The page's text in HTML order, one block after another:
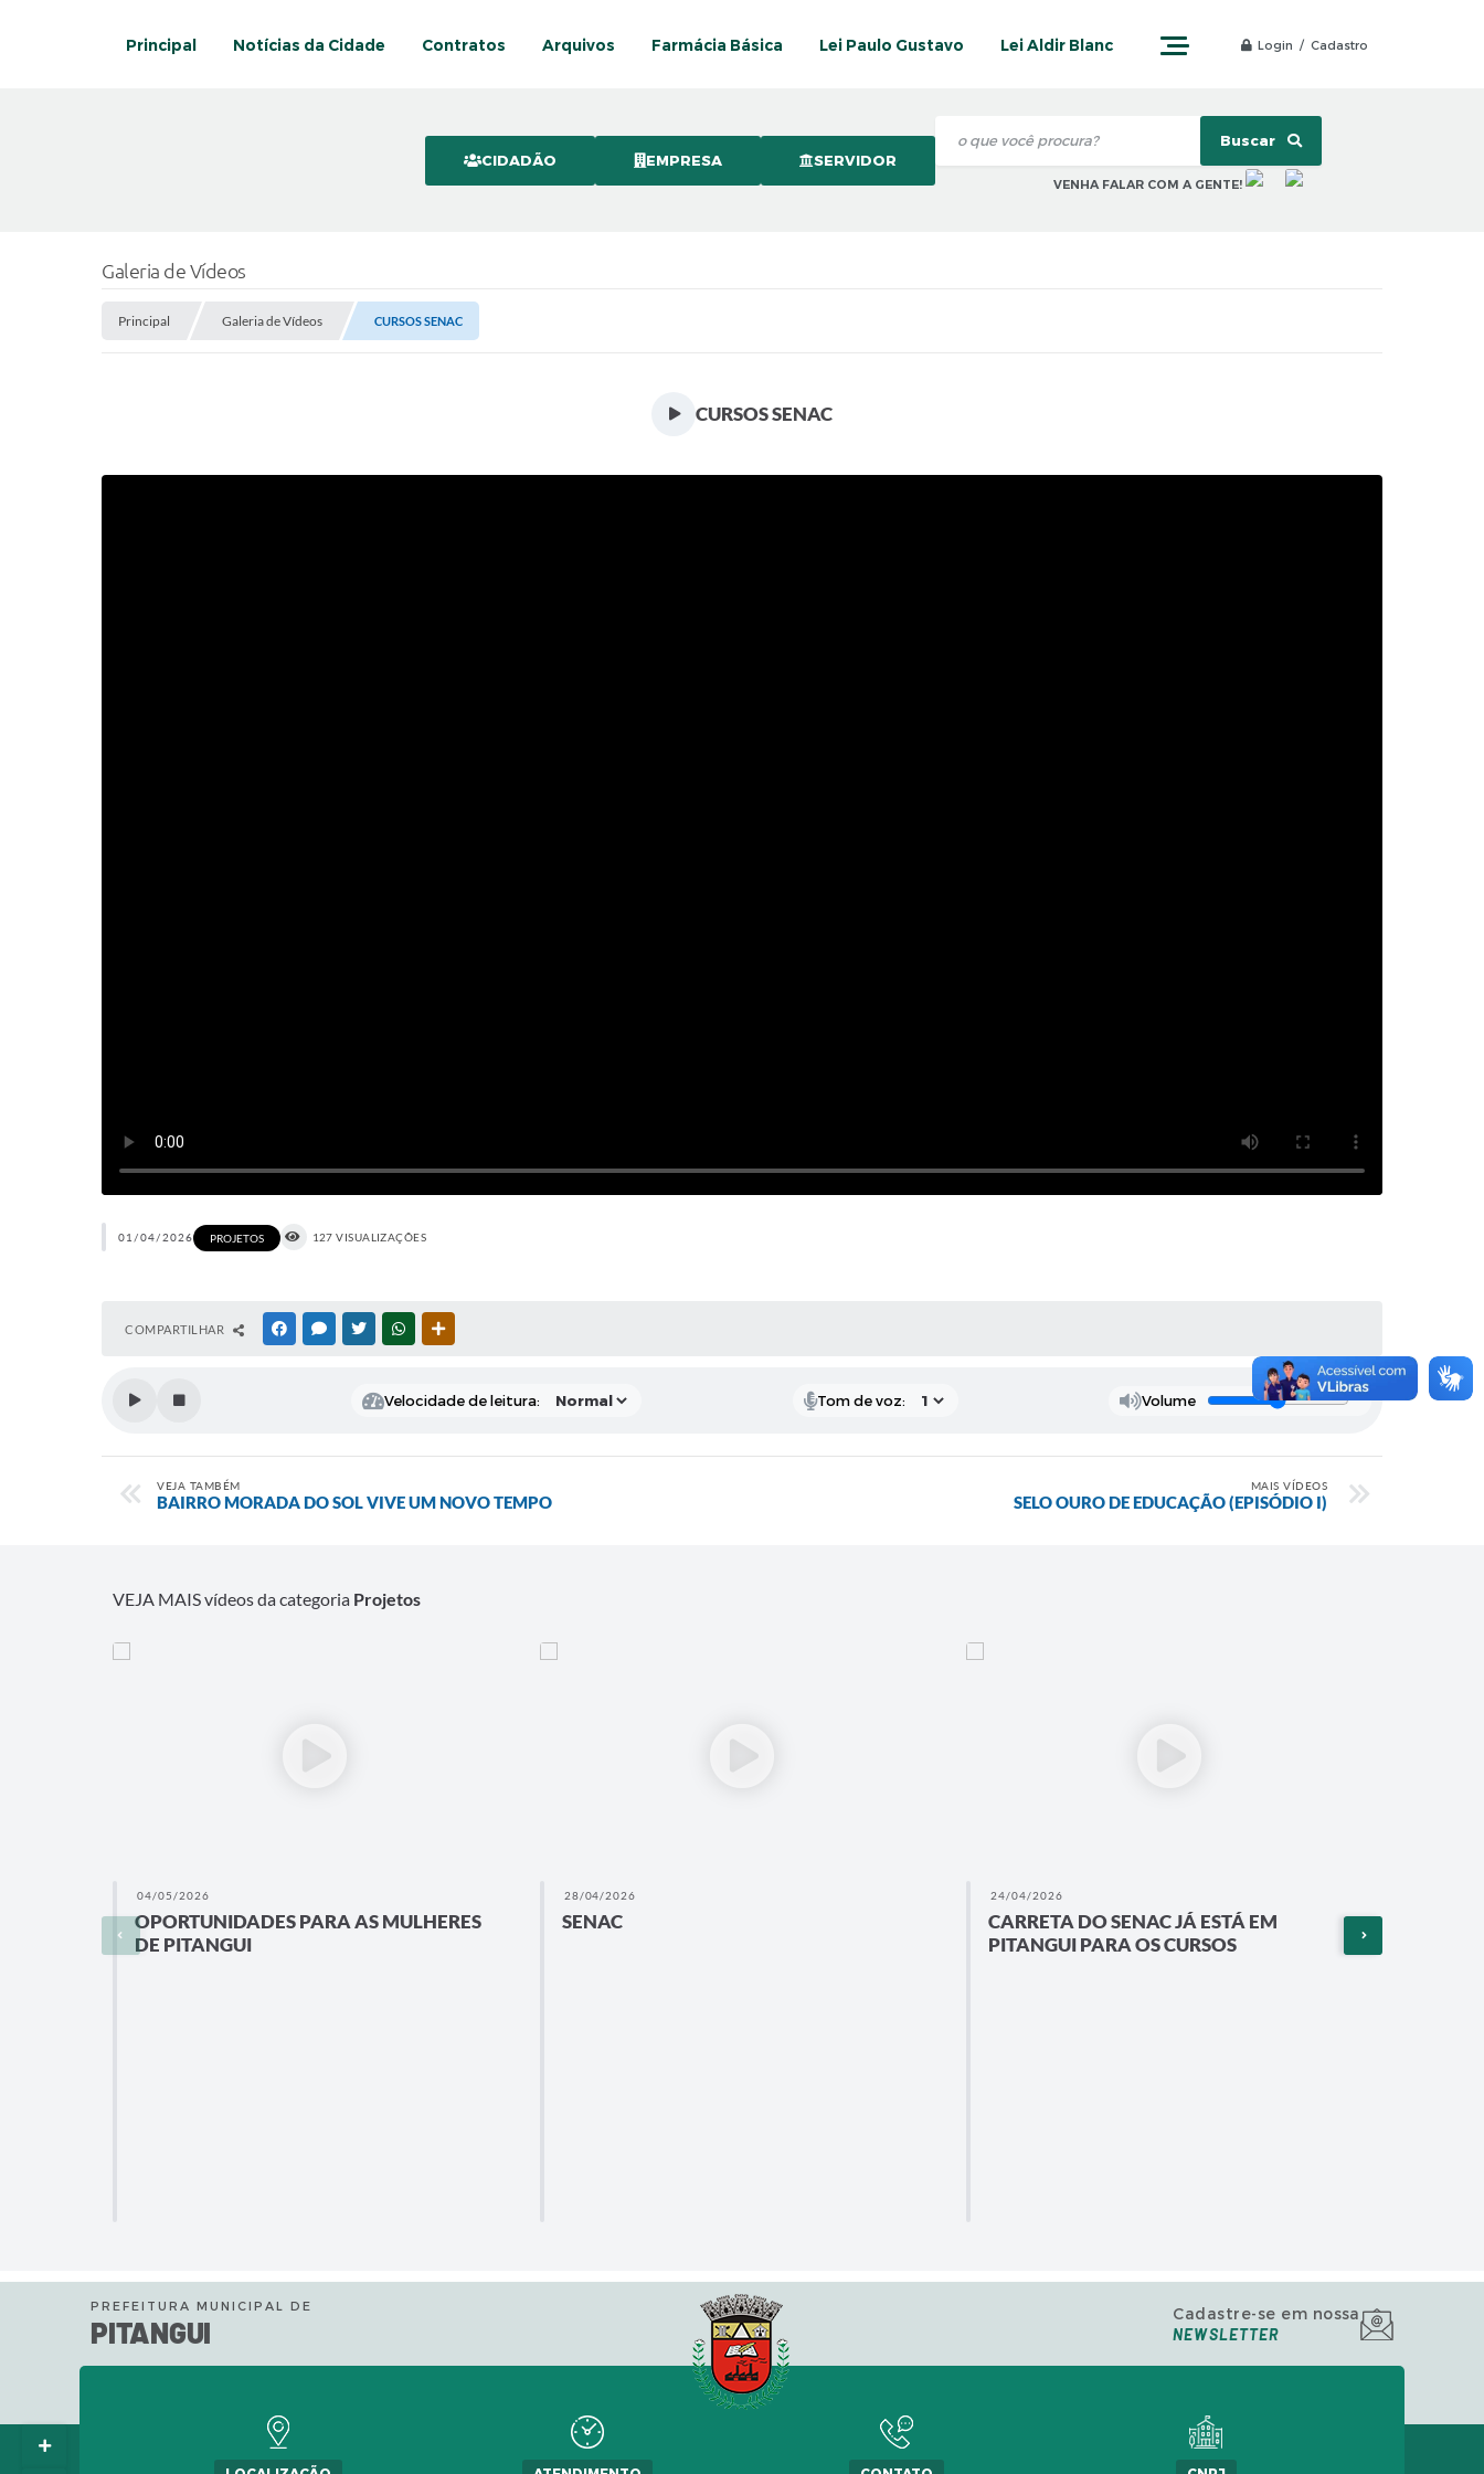
Login / Cadastro
Principal Notícias da Cidade Contratos Arquivos Farmácia Básica Lei Paulo Gustavo Lei Aldir Blanc
CIDADÃO EMPRESA SERVIDOR
Buscar
VENHA FALAR COM A GENTE!
Galeria de Vídeos
Principal Galeria de Vídeos CURSOS SENAC
CURSOS SENAC
01/04/2026 PROJETOS 127 VISUALIZAÇÕES
COMPARTILHAR FACEBOOKMESSENGER
TWITTERWHATSAPP
Velocidade de leitura: Tom de voz: Volume
VEJA TAMBÉM
BAIRRO MORADA DO SOL VIVE UM NOVO TEMPO
MAIS VÍDEOS
SELO OURO DE EDUCAÇÃO (EPISÓDIO I)
VEJA MAIS vídeos da categoria Projetos
04/05/2026
OPORTUNIDADES PARA AS MULHERES
DE PITANGUI
28/04/2026
SENAC
24/04/2026
CARRETA DO SENAC JÁ ESTÁ EM
PITANGUI PARA OS CURSOS
PREFEITURA MUNICIPAL DE
PITANGUI
Cadastre-se em nossa
NEWSLETTER